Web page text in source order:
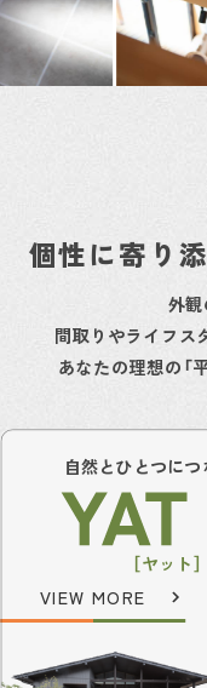
個性に寄り
外観
間取りやライフス
あなたの理想の「
自然とひとつに
［ヤット］
VIEW MORE